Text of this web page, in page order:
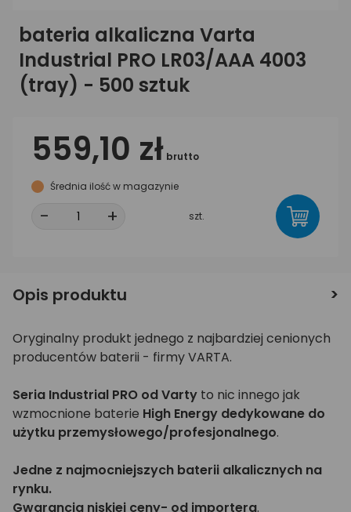
bateria alkaliczna Varta
Industrial PRO LR03/AAA 4003
(tray) - 500 sztuk
559,10 zł brutto
Średnia ilość w magazynie
- + szt.
Opis produktu
Oryginalny produkt jednego z najbardziej cenionych
producentów baterii - firmy VARTA.
Seria Industrial PRO od Varty to nic innego jak
wzmocnione baterie High Energy dedykowane do
użytku przemysłowego/profesjonalnego.
Jedne z najmocniejszych baterii alkalicznych na
rynku.
Gwarancja niskiej ceny- od importera.